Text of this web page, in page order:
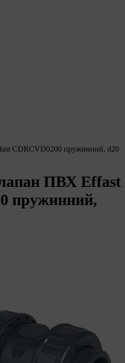
CDRCVD0200 пружинний, d20
ПВХ Effast
пружинний,